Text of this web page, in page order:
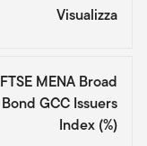
Visualizza
FTSE MENA Broad
Bond GCC Issuers
Index (%)